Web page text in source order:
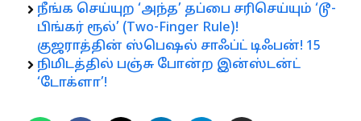
நீங்க செய்யுற ‘அந்த’ தப்பை சரிசெய்யும் ‘டூ-
பிங்கர் ரூல்’ (Two-Finger Rule)!
குஜராத்தின் ஸ்பெஷல் சாஃப்ட் டிஃபன்! 15
நிமிடத்தில் பஞ்சு போன்ற இன்ஸ்டன்ட்
‘டோக்ளா’!